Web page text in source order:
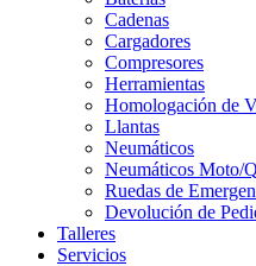
Cadenas
Cargadores
Compresores
Herramientas
Homologación de
Llantas
Neumáticos
Neumáticos Moto/
Ruedas de
Devolución de
Talleres
Servicios